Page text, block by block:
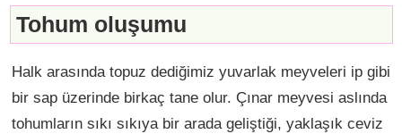
Tohum oluşumu
Halk arasında topuz dediğimiz yuvarlak meyveleri ip gibi
bir sap üzerinde birkaç tane olur. Çınar meyvesi aslında
tohumların sıkı sıkıya bir arada geliştiği, yaklaşık ceviz